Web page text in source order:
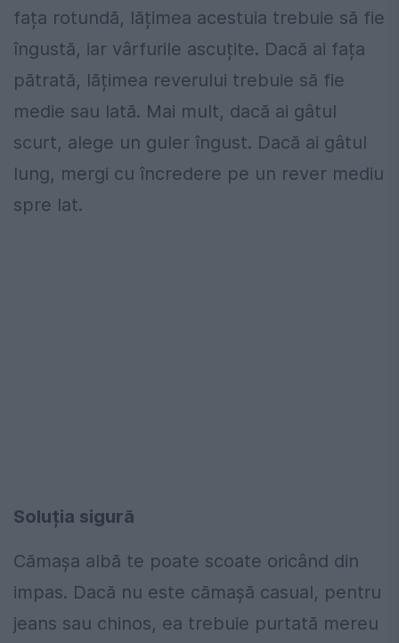
fața rotundă, lățimea acestuia trebuie să fie
îngustă, iar vârfurile ascuțite. Dacă ai fața
pătrată, lățimea reverului trebuie să fie
medie sau lată. Mai mult, dacă ai gâtul
scurt, alege un guler îngust. Dacă ai gâtul
lung, mergi cu încredere pe un rever mediu
spre lat.
Soluția sigură
Cămașa albă te poate scoate oricând din
impas. Dacă nu este cămașă casual, pentru
jeans sau chinos, ea trebuie purtată mereu